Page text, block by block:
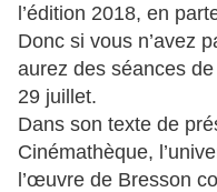
l’édition 2018, en
Donc si vous n’avez
aurez des séances
29 juillet.
Dans son texte de
Cinémathèque,
l’œuvre de Bresson